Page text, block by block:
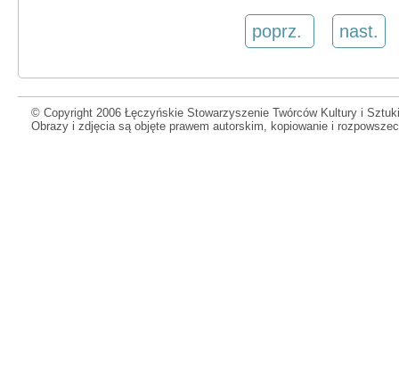
poprz. nast.
© Copyright 2006 Łęczyńskie Stowarzyszenie Twórców Kultury i
Obrazy i zdjęcia są objęte prawem autorskim, kopiowanie i